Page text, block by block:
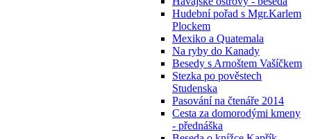
Hudební pořad s Mgr.Karlem
Plockem
Mexiko a Quatemala
Na ryby do Kanady
Besedy s Arnoštem Vašíčkem
Stezka po pověstech
Studenska
Pasování na čtenáře 2014
Cesta za domorodými kmeny
- přednáška